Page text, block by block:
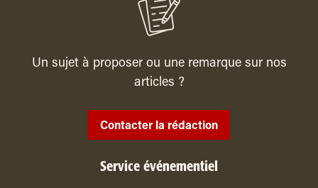
Un sujet à proposer ou une remarque sur nos
articles ?
Contacter la rédaction
Service événementiel